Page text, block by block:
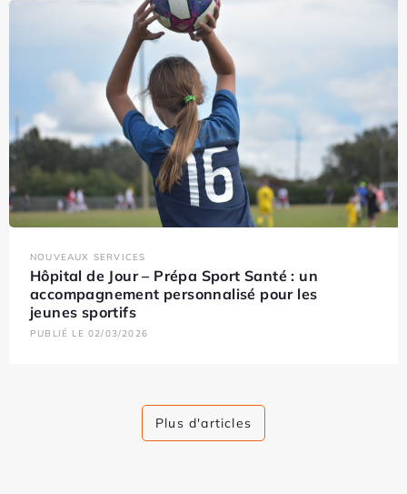
NOUVEAUX SERVICES
Hôpital de Jour – Prépa Sport Santé : un
accompagnement personnalisé pour les
jeunes sportifs
PUBLIÉ LE 02/03/2026
Plus d'articles